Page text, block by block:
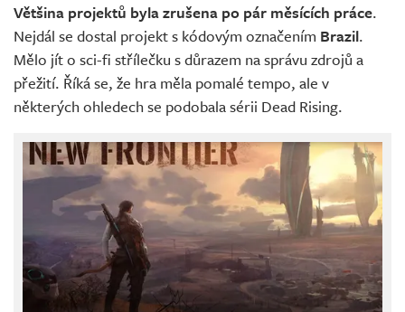
Většina projektů byla zrušena po pár měsících práce.
Nejdál se dostal projekt s kódovým označením Brazil.
Mělo jít o sci-fi střílečku s důrazem na správu zdrojů a
přežití. Říká se, že hra měla pomalé tempo, ale v
některých ohledech se podobala sérii Dead Rising.